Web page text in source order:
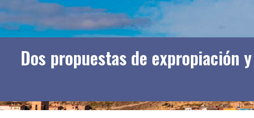
Dos propuestas de expropiación